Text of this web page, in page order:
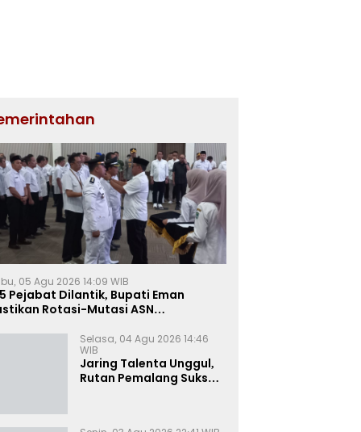
05 Agu 2026 14:09 WIB
Pejabat Dilantik, Bupati Eman
Rotasi-Mutasi ASN
Selasa, 04 Agu 2026 14:46
WIB
Jaring Talenta Unggul,
Rutan Pemalang Sukses